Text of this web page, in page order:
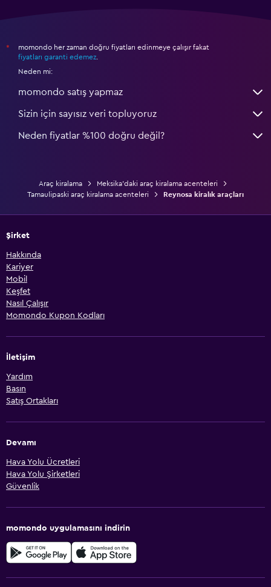
*
momondo her zaman doğru fiyatları edinmeye çalışır fakat
fiyatları garanti edemez.
Neden mi:
momondo satış yapmaz
Sizin için sayısız veri topluyoruz
Neden fiyatlar %100 doğru değil?
Araç kiralama
Meksika'daki araç kiralama acenteleri
Tamaulipaski araç kiralama acenteleri
Reynosa kiralık araçları
Şirket
Hakkında
Kariyer
Mobil
Keşfet
Nasıl Çalışır
Momondo Kupon Kodları
İletişim
Yardım
Basın
Satış Ortakları
Devamı
Hava Yolu Ücretleri
Hava Yolu Şirketleri
Güvenlik
momondo uygulamasını indirin